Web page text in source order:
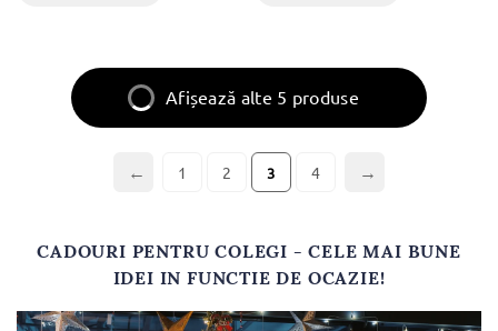
Afișează alte 5 produse
1 2 3 4
CADOURI PENTRU COLEGI - CELE MAI BUNE
IDEI IN FUNCTIE DE OCAZIE!